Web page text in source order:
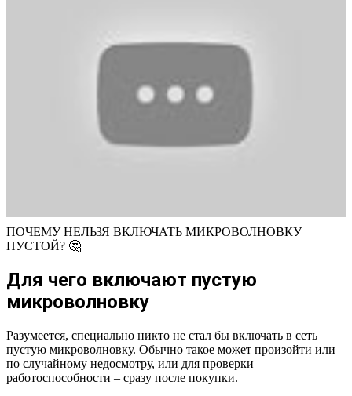
ПОЧЕМУ НЕЛЬЗЯ ВКЛЮЧАТЬ МИКРОВОЛНОВКУ
ПУСТОЙ? 🤔
Для чего включают пустую
микроволновку
Разумеется, специально никто не стал бы включать в сеть
пустую микроволновку. Обычно такое может произойти или
по случайному недосмотру, или для проверки
работоспособности – сразу после покупки.